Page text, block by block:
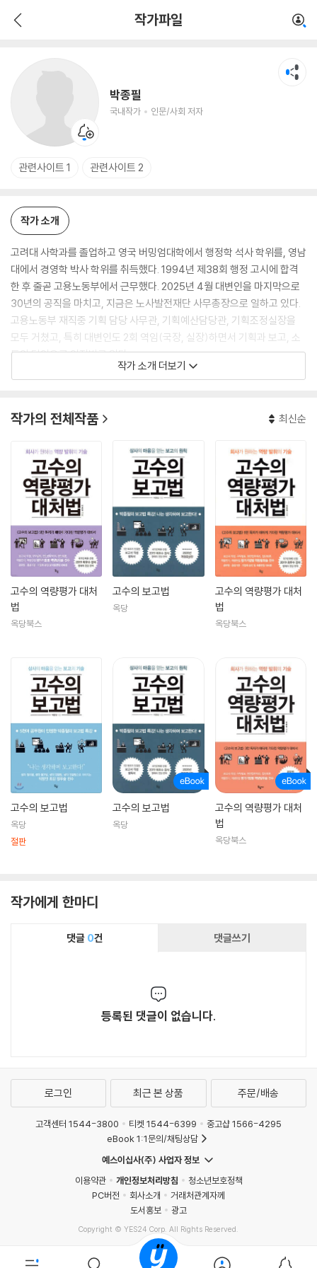
작가파일
박종필
국내작가 인문/사회 저자
인문/사회 저자
관련사이트 1 관련사이트 2
작가 소개
고려대 사학과를 졸업하고 영국 버밍엄대학에서 행정학 석사 학위를, 영남
대에서 경영학 박사 학위를 취득했다. 1994년 제38회 행정 고시에 합격
한 후 줄곧 고용노동부에서 근무했다. 2025년 4월 대변인을 마지막으로
30년의 공직을 마치고, 지금은 노사발전재단 사무총장으로 일하고 있다.
고용노동부 재직중 기획 담당 사무관, 기획예산담당관, 기획조정실장을
모두 거쳤고, 특히 대변인도 2회 역임(국장, 실장)하면서 기획과 보고, 소
통의 달인으로 인정받고 있다.
그래서 공무원들 사이에서는 ‘보고의 고수’로 불리며, 지은 책으로 《고수의
퍼실리테이터로도 활동하고 있다.
필했다. 역량평가는 국가공무원 과장급 이상 승진평가에서 의무화되었고,
공무원 공채시험에도 채택되었다. 공공기관도 ‘NCS 기반 채용’과 ‘블라인
드 면접’을 본다. 정말 많은 사람이 역량평가를 어떻게 치러야 할지 걱정한
그는 “역량평가는 내 생각을, 상대방의 눈으로, 나만의 스토리로, 남과 다
르게 엮으면 된다”고 조언한다. 그 방법을 ‘역량발휘법 3단계’로 설명하며,
이 책에서 6가지 평가기법에 따른 구체적인 역량발휘법을 제시한다.
블로그 blog.naver.com/pjpcrystal
저자의 생각을 설명하고 토론하는 공간이다.
카페 cafe.naver.com/pjpcrystal
작가 소개 더보기
작가의 전체작품 최신순
고수의 역량평가 대처
법
옥당북스
고수의 보고법
옥당
고수의 역량평가 대처
법
옥당북스
고수의 보고법
옥당
절판
고수의 보고법
옥당
고수의 역량평가 대처
법
옥당북스
작가에게 한마디
댓글 0건 댓글쓰기
등록된 댓글이 없습니다.
로그인 최근 본 상품 주문/배송
고객센터 1544-3800 티켓 1544-6399
중고샵 1566-4295
eBook 1:1문의/채팅상담
예스이십사(주) 사업자 정보
이용약관
개인정보처리방침
청소년보호정책
PC버전
회사소개
거래처관계자께
도서홍보
광고
Copyright © YES24 Corp. All Rights Reserved.